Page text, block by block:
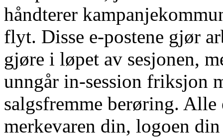
håndterer
flyt. Disse e-postene gjør
gjøre i løpet av sesjonen,
unngår in-session friksjon
salgsfremme berøring.
merkevaren din, logoen